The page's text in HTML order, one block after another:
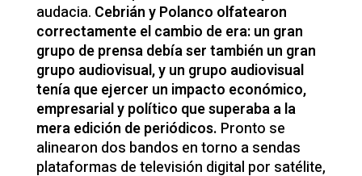
audacia. Cebrián y Polanco olfatearon
correctamente el cambio de era: un gran
grupo de prensa debía ser también un gran
grupo audiovisual, y un grupo audiovisual
tenía que ejercer un impacto económico,
empresarial y político que superaba a la
mera edición de periódicos. Pronto se
alinearon dos bandos en torno a sendas
plataformas de televisión digital por satélite,